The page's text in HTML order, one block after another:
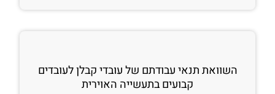
השוואת תנאי עבודתם של עובדי קבלן לעובדים
קבועים בתעשייה האוירית